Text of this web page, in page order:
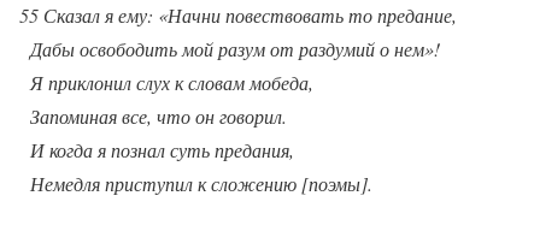
55 Сказал я ему: «Начни повествовать то предание,
Дабы освободить мой разум от раздумий о нем»!
Я приклонил слух к словам мобеда,
Запоминая все, что он говорил.
И когда я познал суть предания,
Немедля приступил к сложению [поэмы].